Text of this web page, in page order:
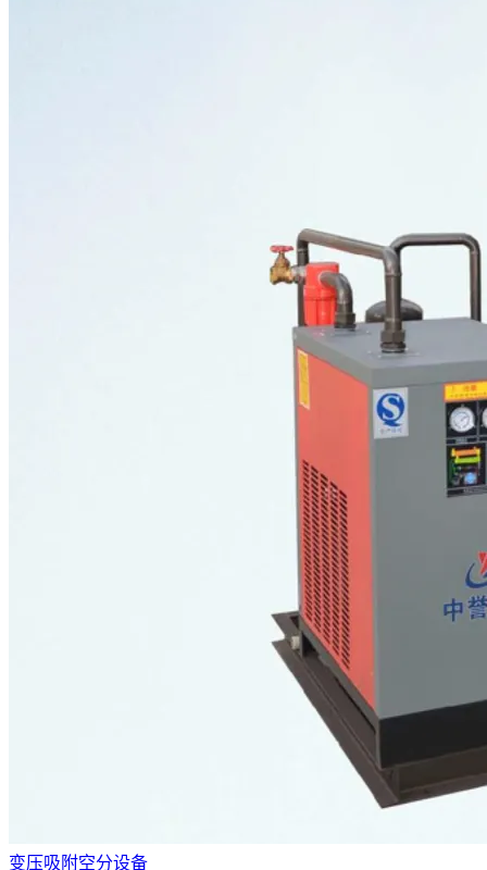
变压吸附空分设备